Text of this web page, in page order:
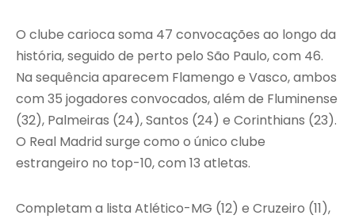
O clube carioca soma 47 convocações ao longo da
história, seguido de perto pelo São Paulo, com 46.
Na sequência aparecem Flamengo e Vasco, ambos
com 35 jogadores convocados, além de Fluminense
(32), Palmeiras (24), Santos (24) e Corinthians (23).
O Real Madrid surge como o único clube
estrangeiro no top-10, com 13 atletas.
Completam a lista Atlético-MG (12) e Cruzeiro (11),